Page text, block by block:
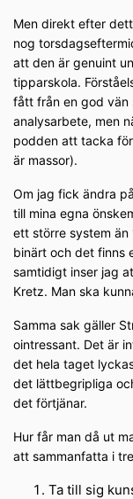
Men direkt efter
nog
att den är genuint
tipparskola.
fått från en god vän
analysarbete, men
podden att tacka
är massor).
Om jag fick ändra
till mina egna
ett större system än
binärt och det finns
samtidigt inser jag
Kretz. Man ska
Samma sak gäller
ointressant. Det är
det hela taget
det lättbegripliga
det förtjänar.
Hur får man då ut
att sammanfatta i
Ta till sig